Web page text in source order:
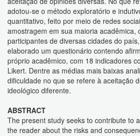
adotou-se o método exploratório e
quantitativo, feito por meio de redes
amostragem em sua maioria acadêmica,
participantes de diversas cidades do
elaborado um questionário contendo
próprio acadêmico, com 18 indicadores
Likert. Dentre as médias mais baixas
dificuldade no que se refere à aceitação
ideológico diferente.
ABSTRACT
The present study seeks to contribute to
the reader about the risks and